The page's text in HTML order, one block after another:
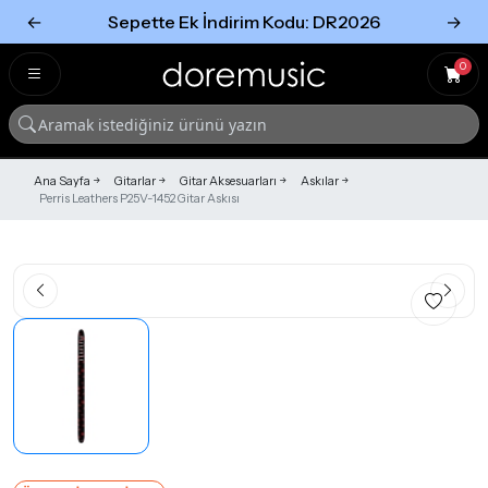
← Sepette Ek İndirim Kodu: DR2026 →
0
Ana Sayfa Gitarlar Gitar Aksesuarları
Askılar
Perris Leathers P25V-1452 Gitar Askısı
Tümünü Gör
Tümünü gör